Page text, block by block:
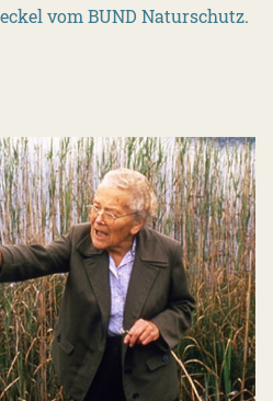
vom BUND Naturschutz.